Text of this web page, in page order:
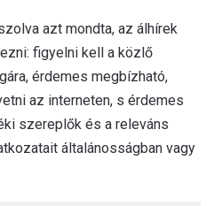
azt mondta, az álhírek
figyelni kell a közlő
érdemes megbízható,
az interneten, s érdemes
szereplők és a releváns
általánosságban vagy